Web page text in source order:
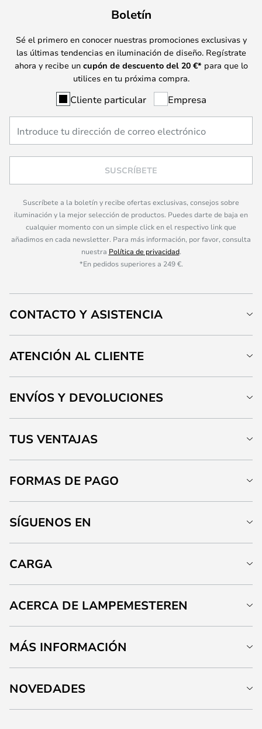
Boletín
Sé el primero en conocer nuestras promociones exclusivas y
las últimas tendencias en iluminación de diseño. Regístrate
ahora y recibe un cupón de descuento del 20 €* para que lo
utilices en tu próxima compra.
Cliente particular Empresa
SUSCRÍBETE
Suscríbete a la boletín y recibe ofertas exclusivas, consejos sobre
iluminación y la mejor selección de productos. Puedes darte de baja en
cualquier momento con un simple click en el respectivo link que
añadimos en cada newsletter. Para más información, por favor, consulta
nuestra Política de privacidad.
*En pedidos superiores a 249 €.
CONTACTO Y ASISTENCIA
ATENCIÓN AL CLIENTE
ENVÍOS Y DEVOLUCIONES
TUS VENTAJAS
FORMAS DE PAGO
SÍGUENOS EN
CARGA
ACERCA DE LAMPEMESTEREN
MÁS INFORMACIÓN
NOVEDADES